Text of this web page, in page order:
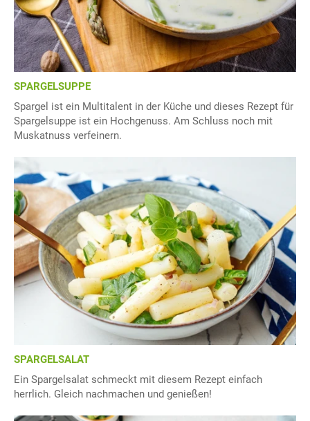
SPARGELSUPPE
Spargel ist ein Multitalent in der Küche und dieses Rezept für
Spargelsuppe ist ein Hochgenuss. Am Schluss noch mit
Muskatnuss verfeinern.
SPARGELSALAT
Ein Spargelsalat schmeckt mit diesem Rezept einfach
herrlich. Gleich nachmachen und genießen!